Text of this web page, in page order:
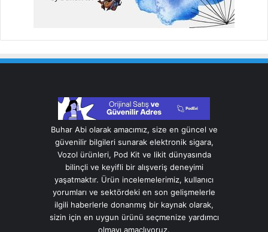
Buhar Abi olarak amacımız, size en güncel ve
güvenilir bilgileri sunarak elektronik sigara,
Vozol ürünleri, Pod Kit ve likit dünyasında
bilinçli ve keyifli bir alışveriş deneyimi
yaşatmaktır. Ürün incelemelerimiz, kullanıcı
yorumları ve sektördeki en son gelişmelerle
ilgili haberlerle donanmış bir kaynak olarak,
sizin için en uygun ürünü seçmenize yardımcı
olmayı amaçlıyoruz.